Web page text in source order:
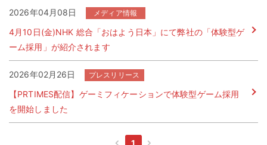
2026年04月08日
4月10日(金)NHK 総合「おはよう日本」にて弊社の「体験型ゲ
ーム採用」が紹介されます
2026年02月26日
【PRTIMES配信】ゲーミフィケーションで体験型ゲーム採用
を開始しました
1